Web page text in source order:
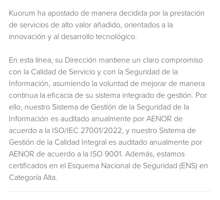
Kuorum ha apostado de manera decidida por la prestación
de servicios de alto valor añadido, orientados a la
innovación y al desarrollo tecnológico.
En esta línea, su Dirección mantiene un claro compromiso
con la Calidad de Servicio y con la Seguridad de la
Información, asumiendo la voluntad de mejorar de manera
continua la eficacia de su sistema integrado de gestión. Por
ello, nuestro Sistema de Gestión de la Seguridad de la
Información es auditado anualmente por AENOR de
acuerdo a la ISO/IEC 27001/2022, y nuestro Sistema de
Gestión de la Calidad Integral es auditado anualmente por
AENOR de acuerdo a la ISO 9001. Además, estamos
certificados en el Esquema Nacional de Seguridad (ENS) en
Categoría Alta.